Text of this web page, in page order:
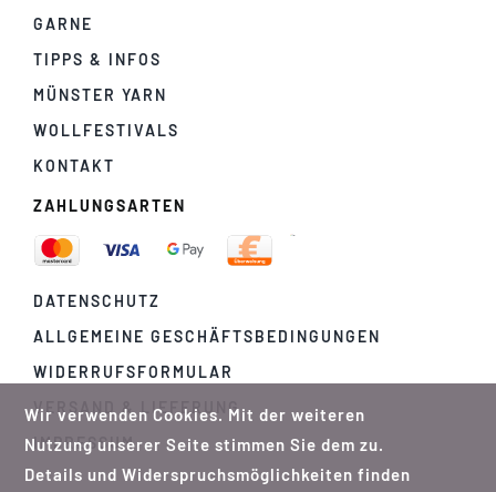
GARNE
TIPPS & INFOS
MÜNSTER YARN
WOLLFESTIVALS
KONTAKT
ZAHLUNGSARTEN
DATENSCHUTZ
ALLGEMEINE GESCHÄFTSBEDINGUNGEN
WIDERRUFSFORMULAR
VERSAND & LIEFERUNG
IMPRESSUM
Wir verwenden Cookies. Mit der weiteren
Nutzung unserer Seite stimmen Sie dem zu.
Details und Widerspruchsmöglichkeiten finden